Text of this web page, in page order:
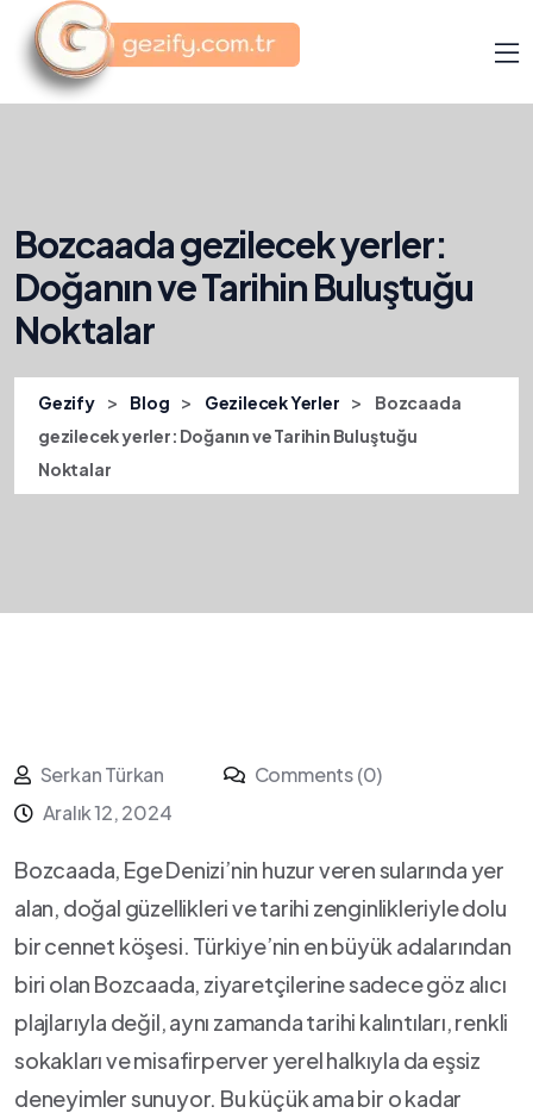
Bozcaada gezilecek yerler:
Doğanın ve Tarihin Buluştuğu
Noktalar
Gezify > Blog > Gezilecek Yerler >
Bozcaada
gezilecek yerler: Doğanın ve Tarihin Buluştuğu
Noktalar
Serkan Türkan
Comments (0)
Aralık 12, 2024
Bozcaada, Ege Denizi’nin huzur veren sularında yer
alan, doğal güzellikleri ⁣ve tarihi zenginlikleriyle dolu
bir cennet köşesi. Türkiye’nin en büyük adalarından
biri ‌olan Bozcaada,​ ziyaretçilerine sadece göz alıcı
plajlarıyla değil, ⁤aynı zamanda tarihi kalıntıları, renkli
sokakları ve misafirperver yerel halkıyla da eşsiz
deneyimler sunuyor. Bu küçük ama bir ‌o‍ kadar